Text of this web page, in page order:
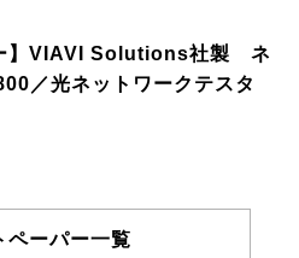
】VIAVI Solutions社製 ネ
／光ネットワークテスタ
ペーパー一覧